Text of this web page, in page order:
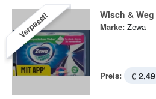
Verpasst! Wisch & Weg
Marke: Zewa
Preis: € 2,49